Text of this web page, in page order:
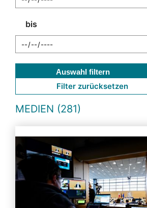
bis
Auswahl filtern
Filter zurücksetzen
MEDIEN (281)